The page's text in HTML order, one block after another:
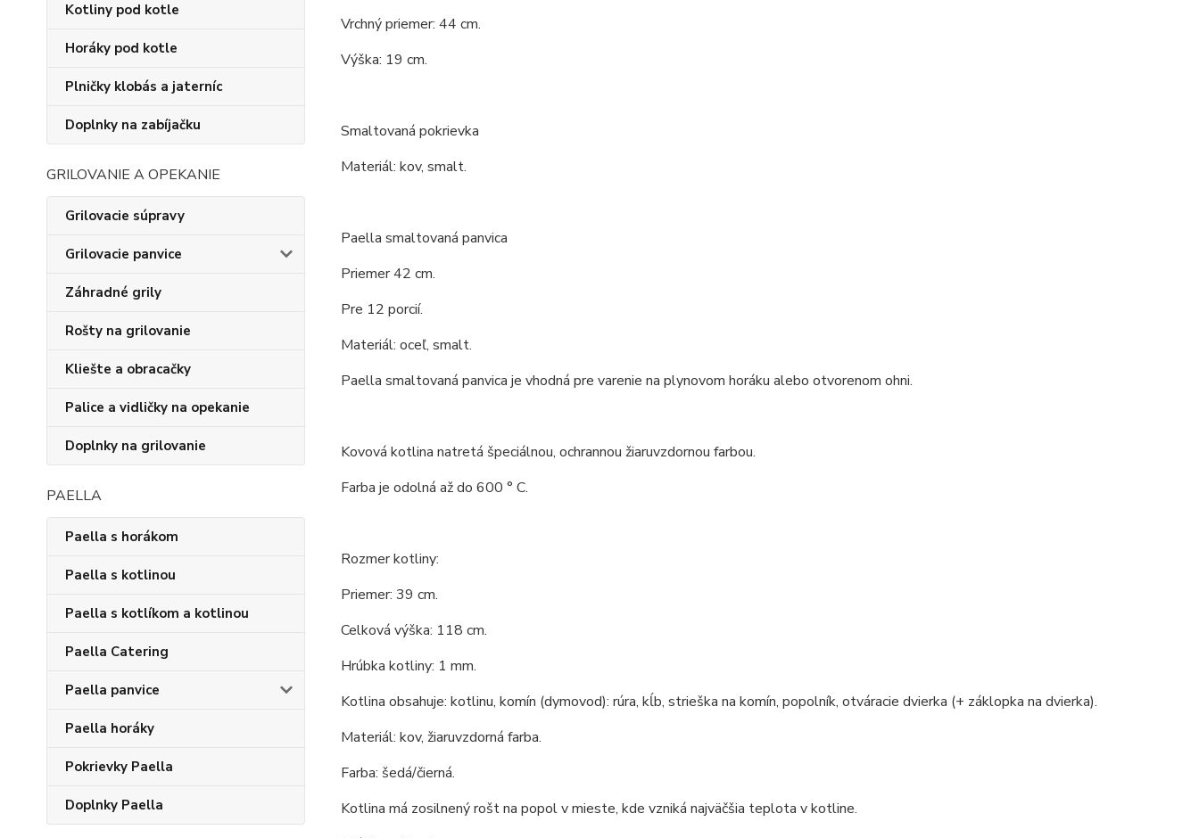
Kotliny pod kotle
Horáky pod kotle
Plničky klobás a jaterníc
Doplnky na zabíjačku
GRILOVANIE A OPEKANIE
Grilovacie súpravy
Grilovacie panvice
Záhradné grily
Rošty na grilovanie
Kliešte a obracačky
Palice a vidličky na opekanie
Doplnky na grilovanie
PAELLA
Paella s horákom
Paella s kotlinou
Paella s kotlíkom a kotlinou
Paella Catering
Paella panvice
Paella horáky
Pokrievky Paella
Doplnky Paella
Vrchný priemer: 44 cm.
Výška: 19 cm.
Smaltovaná pokrievka
Materiál: kov, smalt.
Paella smaltovaná panvica
Priemer 42 cm.
Pre 12 porcií.
Materiál: oceľ, smalt.
Paella smaltovaná panvica je vhodná pre varenie na plynovom horáku alebo otvorenom ohni.
Kovová kotlina natretá špeciálnou, ochrannou žiaruvzdornou farbou.
Farba je odolná až do 600 ° C.
Rozmer kotliny:
Priemer: 39 cm.
Celková výška: 118 cm.
Hrúbka kotliny: 1 mm.
Kotlina obsahuje: kotlinu, komín (dymovod): rúra, kĺb, strieška na komín, popolník, otváracie dvierka (+ záklopka na dvierka).
Materiál: kov, žiaruvzdorná farba.
Farba: šedá/čierná.
Kotlina má zosilnený rošt na popol v mieste, kde vzniká najväčšia teplota v kotline.